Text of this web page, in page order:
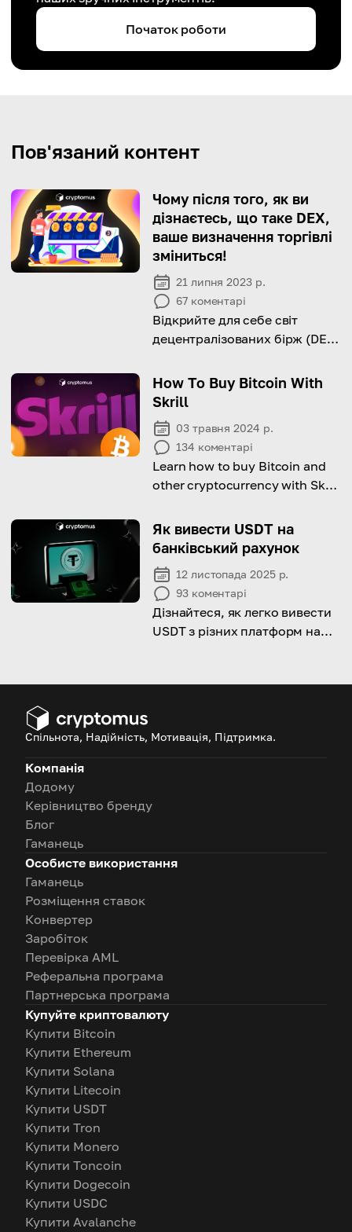
Початок роботи
Пов'язаний контент
Чому після того, як ви
дізнаєтесь, що таке DEX,
ваше визначення торгівлі
зміниться!
21 липня 2023 р.
67 коментарі
Відкрийте для себе світ
децентралізованих бірж (DEX)
розумінні трейдингу!
How To Buy Bitcoin With
Skrill
03 травня 2024 р.
134 коментарі
Learn how to buy Bitcoin and
other cryptocurrency with Skrill
Як вивести USDT на
банківський рахунок
12 листопада 2025 р.
93 коментарі
Дізнайтеся, як легко вивести
USDT з різних платформ на
Спільнота, Надійність, Мотивація, Підтримка.
Компанія
Додому
Керівництво бренду
Блог
Гаманець
Особисте використання
Гаманець
Розміщення ставок
Конвертер
Заробіток
Перевірка AML
Реферальна програма
Партнерська програма
Купуйте криптовалюту
Купити Bitcoin
Купити Ethereum
Купити Solana
Купити Litecoin
Купити USDT
Купити Tron
Купити Monero
Купити Toncoin
Купити Dogecoin
Купити USDC
Купити Avalanche